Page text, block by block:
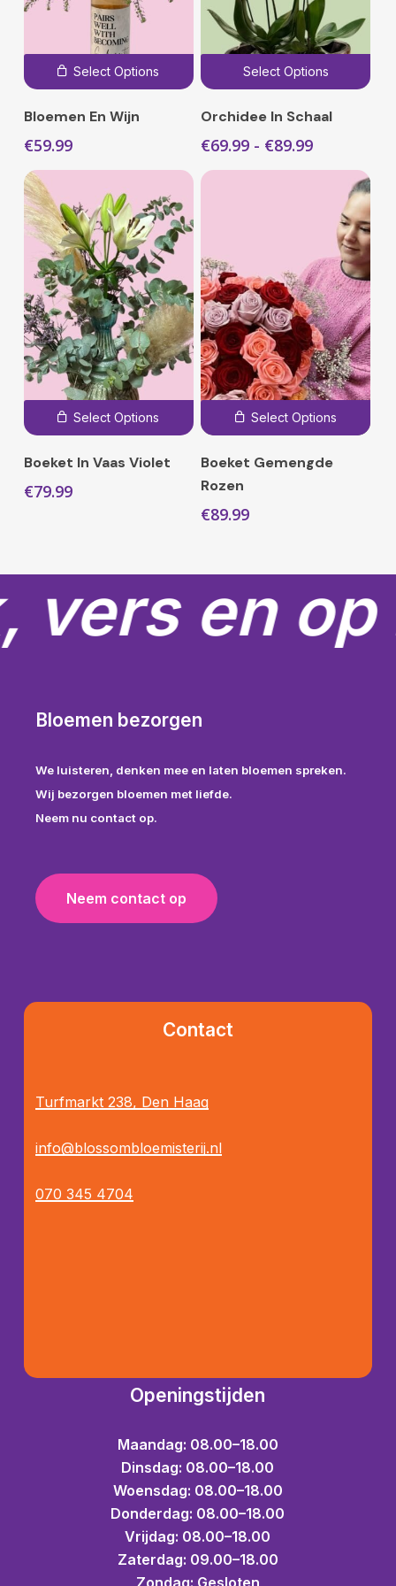
Select Options
Bloemen En Wijn
€59.99
Select Options
kan
op
de
Orchidee In Schaal
€69.99 - €89.99
€89.99
Select Options
Boeket In Vaas Violet
€79.99
Select Options
Boeket Gemengde
Rozen
€89.99
vers en
Bloemen bezorgen
We luisteren, denken mee en laten bloemen spreken.
Wij bezorgen bloemen met liefde.
Neem nu contact op.
Neem contact op
Contact
Turfmarkt 238, Den Haag
info@blossombloemisterij.nl
070 345 4704
Openingstijden
Maandag: 08.00–18.00
Dinsdag: 08.00–18.00
Woensdag: 08.00–18.00
Donderdag: 08.00–18.00
Vrijdag: 08.00–18.00
Zaterdag: 09.00–18.00
Zondag: Gesloten